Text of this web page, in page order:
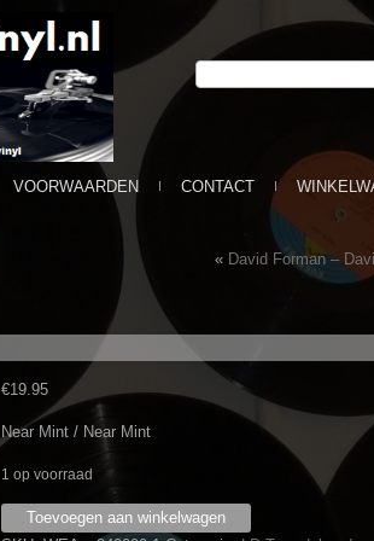
VOORWAARDEN CONTACT
« David Forman ‎–
€19.95
Near Mint / Near Mint
1 op voorraad
Normaal
Toevoegen aan winkelwagen